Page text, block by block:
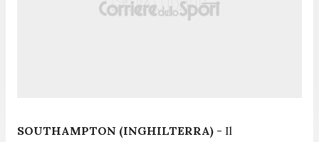
SOUTHAMPTON (INGHILTERRA) - Il